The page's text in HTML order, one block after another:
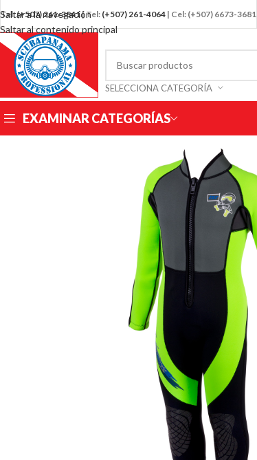
Saltar a la navegación
Saltar al contenido principal
Tel:(+507)261-3841| Tel: (+507) 261-4064 | Cel: (+507) 6673-3681
SELECCIONA CATEGORÍA
EXAMINAR CATEGORÍAS